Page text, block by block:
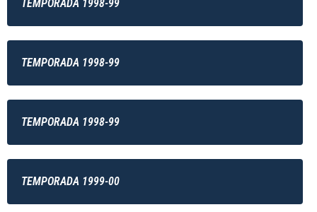
TEMPORADA 1998-99
TEMPORADA 1998-99
TEMPORADA 1998-99
TEMPORADA 1999-00